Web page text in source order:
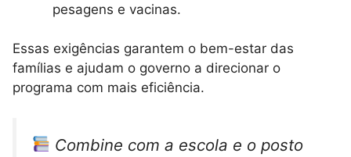
pesagens e vacinas.
Essas exigências garantem o bem-estar das
famílias e ajudam o governo a direcionar o
programa com mais eficiência.
Combine com a escola e o posto